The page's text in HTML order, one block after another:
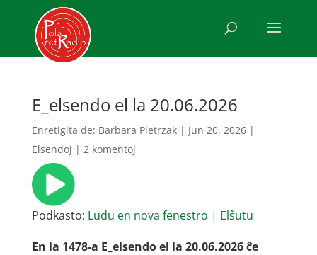
E_elsendo el la 20.06.2026
Enretigita de: Barbara Pietrzak| Jun 20, 2026|
Elsendoj | 2 komentoj
Podkasto: Ludu en nova fenestro | Elŝutu
En la 1478-a E_elsendo el la 20.06.2026 ĉe